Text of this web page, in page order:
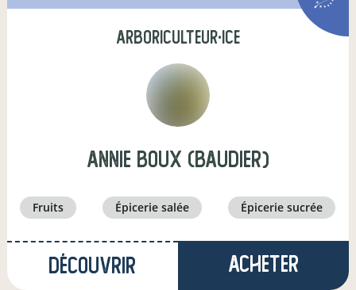
arboriculteur·ice
annie boux (baudier)
fruits épicerie salée épicerie sucrée
Découvrir Acheter